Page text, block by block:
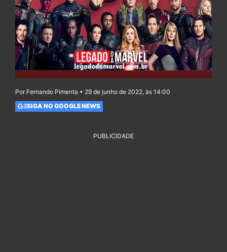
Por Fernando Pimenta • 29 de junho de 2022, às 14:00
SIGA NO GOOGLE NEWS
PUBLICIDADE